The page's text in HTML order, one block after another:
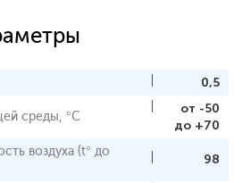
0,5
среды, °С
от -50
до +70
воздуха (t° до
98